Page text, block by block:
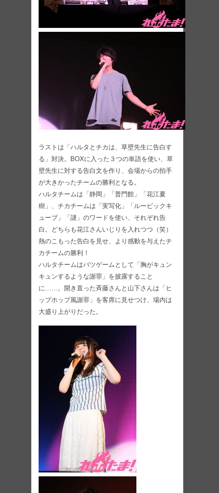
ラストは「ハルタとチカは、草壁先生に告白す
る」対決。BOXに入った３つの単語を使い、草
壁先生に対する告白文を作り、会場からの拍手
が大きかったチームの勝利となる。
ハルタチームは「静岡」「普門館」「花江夏
樹」、チカチームは「実写化」「ルービックキ
ューブ」「謎」のワードを使い、それぞれ告
白。どちらも花江さんいじりを入れつつ（笑）
熱のこもった告白を見せ、より感動を与えたチ
カチームの勝利！
ハルタチームはバツゲームとして「胸がキュン
キュンするような謝罪」を披露すること
に……。開き直った斉藤さんと山下さんは「ヒ
ップホップ風謝罪」を客席に見せつけ、場内は
大盛り上がりだった。